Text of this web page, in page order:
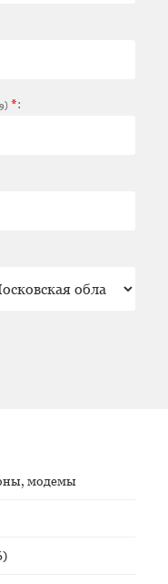
*:
модемы